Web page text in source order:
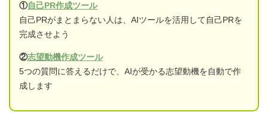
①自己PR作成ツール
自己PRがまとまらない人は、AIツールを活用して自己PRを
完成させよう
②志望動機作成ツール
5つの質問に答えるだけで、AIが受かる志望動機を自動で作
成します